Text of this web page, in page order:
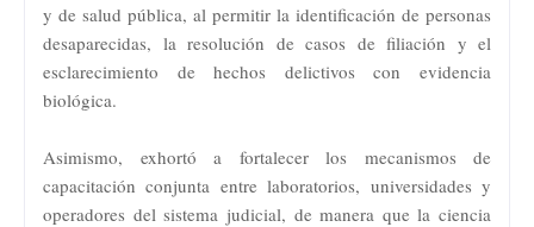
y de salud pública, al permitir la identificación de personas
desaparecidas, la resolución de casos de filiación y el
esclarecimiento de hechos delictivos con evidencia
biológica.
Asimismo, exhortó a fortalecer los mecanismos de
capacitación conjunta entre laboratorios, universidades y
operadores del sistema judicial, de manera que la ciencia